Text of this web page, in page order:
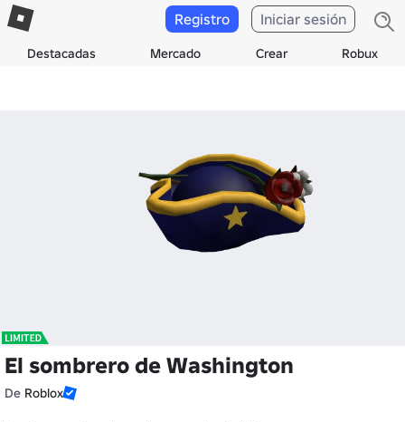
Destacadas Mercado Crear Robux
Registro Iniciar sesión
El sombrero de Washington
De Roblox